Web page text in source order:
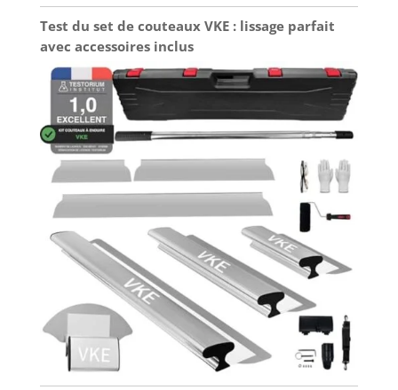
Test du set de couteaux VKE : lissage parfait
avec accessoires inclus